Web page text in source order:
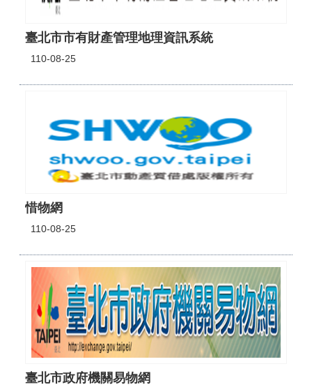
臺北市市有財產管理地理資訊系統
110-08-25
惜物網
110-08-25
臺北市政府機關易物網